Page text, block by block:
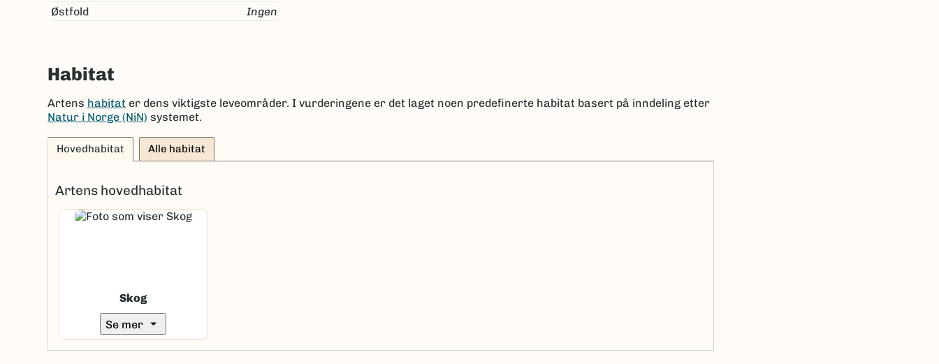
Østfold
Ingen
Habitat
Artens habitat er dens viktigste leveområder. I vurderingene er det laget noen predefinerte habitat basert på inndeling etter
Natur i Norge (NiN) systemet.
Hovedhabitat Alle habitat
Artens hovedhabitat
Skog
Se mer arrow_drop_down